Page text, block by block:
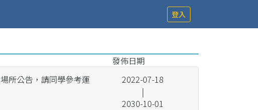
登入
發佈日期
所公告，請同學參考運
2022-07-18
|
2030-10-01